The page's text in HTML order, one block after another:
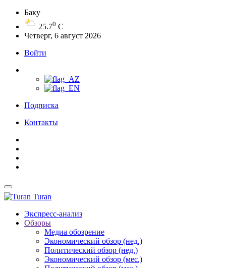
Баку
25.70 C
Четверг, 6 август 2026
Войти
Подписка
Контакты
Turan
Экспресс-анализ
Обзоры
Медиа обозрение
Экономический обзор (нед.)
Политический обзор (нед.)
Экономический обзор (мес.)